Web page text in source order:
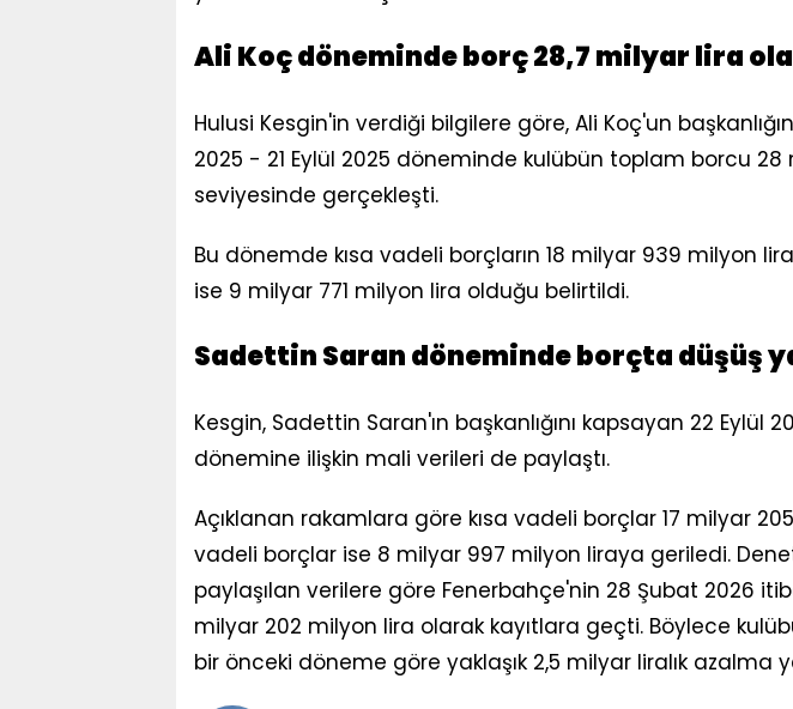
Ali Koç döneminde borç 28,7 milyar lira
Hulusi Kesgin'in verdiği bilgilere göre, Ali Koç'un
2025 - 21 Eylül 2025 döneminde kulübün toplam borcu 28
seviyesinde gerçekleşti.
Bu dönemde kısa vadeli borçların 18 milyar 939 milyon
ise 9 milyar 771 milyon lira olduğu belirtildi.
Sadettin Saran döneminde borçta düşüş
Kesgin, Sadettin Saran'ın başkanlığını kapsayan 22 Eylül
dönemine ilişkin mali verileri de paylaştı.
Açıklanan rakamlara göre kısa vadeli borçlar 17 milyar
vadeli borçlar ise 8 milyar 997 milyon liraya geriledi.
paylaşılan verilere göre Fenerbahçe'nin 28 Şubat 2026
milyar 202 milyon lira olarak kayıtlara geçti. Böylece
bir önceki döneme göre yaklaşık 2,5 milyar liralık azalma